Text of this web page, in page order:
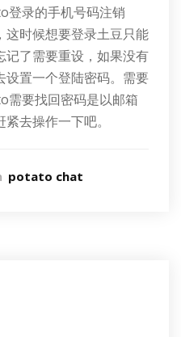
登录的手机号码注销
这时候想要登录土豆只能
记了需要重设，如果没有
设置一个登陆密码。需要
需要找回密码是以邮箱
去操作一下吧。
potato chat